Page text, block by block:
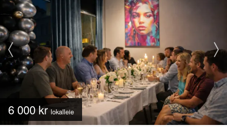
6 000 kr lokalleie